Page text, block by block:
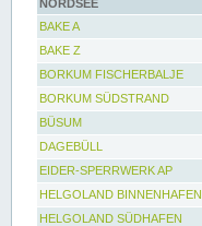
NORDSEE
BAKE A
BAKE Z
BORKUM FISCHERBALJE
BORKUM SÜDSTRAND
BÜSUM
DAGEBÜLL
EIDER-SPERRWERK AP
HELGOLAND BINNENHAFEN
HELGOLAND SÜDHAFEN